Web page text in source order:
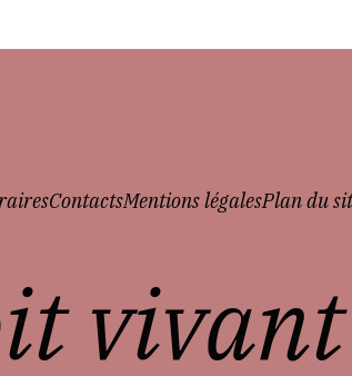
ContactsMentions légalesPlan du
vivant